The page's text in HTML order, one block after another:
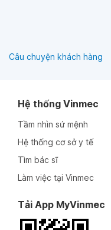
Câu chuyện khách hàng
Hệ thống Vinmec
Tầm nhìn sứ mệnh
Hệ thống cơ sở y tế
Tìm bác sĩ
Làm việc tại Vinmec
Tải App MyVinmec